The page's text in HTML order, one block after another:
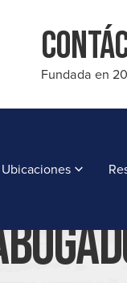
Fundada en
Ubicaciones